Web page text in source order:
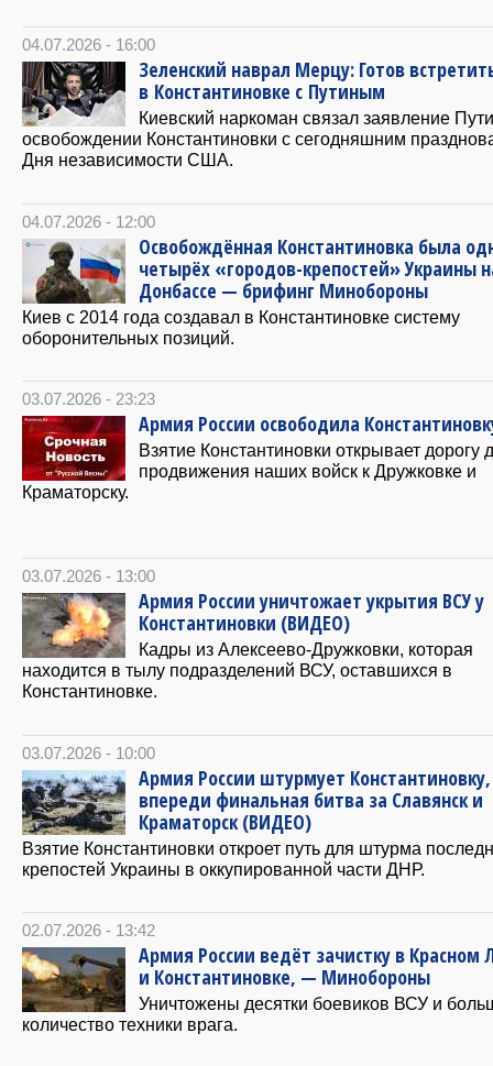
04.07.2026 - 16:00
Зеленский наврал Мерцу: Готов
в Константиновке с Путиным
Киевский наркоман связал заявление
освобождении Константиновки с сегодняшним
Дня независимости США.
04.07.2026 - 12:00
Освобождённая Константиновка была
четырёх «городов-крепостей» Украины
Донбассе — брифинг Минобороны
Киев с 2014 года создавал в Константиновке систему
оборонительных позиций.
03.07.2026 - 23:23
Армия России освободила
Взятие Константиновки открывает дорогу
продвижения наших войск к Дружковке и
Краматорску.
03.07.2026 - 13:00
Армия России уничтожает укрытия ВСУ у
Константиновки (ВИДЕО)
Кадры из Алексеево-Дружковки, которая
находится в тылу подразделений ВСУ, оставшихся в
Константиновке.
03.07.2026 - 10:00
Армия России штурмует Константиновку,
впереди финальная битва за Славянск и
Краматорск (ВИДЕО)
Взятие Константиновки откроет путь для штурма
крепостей Украины в оккупированной части ДНР.
02.07.2026 - 13:42
Армия России ведёт зачистку в Красном
и Константиновке, — Минобороны
Уничтожены десятки боевиков ВСУ и
количество техники врага.